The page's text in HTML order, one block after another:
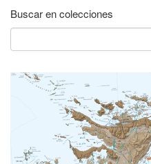
Buscar en colecciones